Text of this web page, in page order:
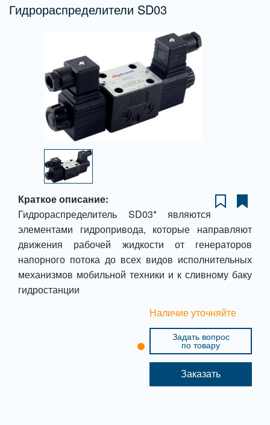
Гидрораспределители SD03
Краткое описание:
Гидрораспределитель SD03* являются
элементами гидропривода, которые направляют
движения рабочей жидкости от генераторов
напорного потока до всех видов исполнительных
механизмов мобильной техники и к сливному баку
гидростанции
Наличие уточняйте
Задать вопрос
по товару
Заказать